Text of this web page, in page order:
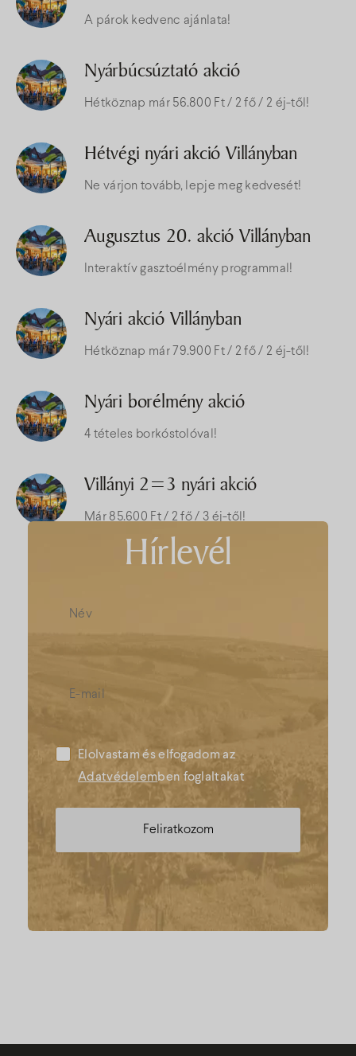
A párok kedvenc ajánlata!
Nyárbúcsúztató akció
Hétköznap már 56.800 Ft / 2 fő / 2 éj-től!
Hétvégi nyári akció Villányban
Ne várjon tovább, lepje meg kedvesét!
Augusztus 20. akció Villányban
Interaktív gasztoélmény programmal!
Nyári akció Villányban
Hétköznap már 79.900 Ft / 2 fő / 2 éj-től!
Nyári borélmény akció
4 tételes borkóstolóval!
Villányi 2=3 nyári akció
Már 85.600 Ft / 2 fő / 3 éj-től!
Hírlevél
Elolvastam és elfogadom az
Adatvédelemben foglaltakat